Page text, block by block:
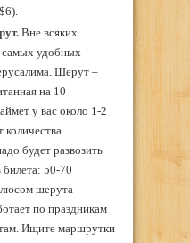
6).
Вне всяких
самых удобных
Шерут –
на 10
у вас около 1-2
количества
будет развозить
50-70
шерута
по праздникам
Ищите маршрутки